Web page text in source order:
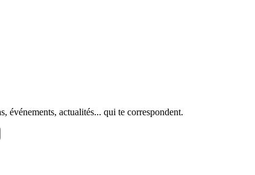
événements, actualités... qui te correspondent.